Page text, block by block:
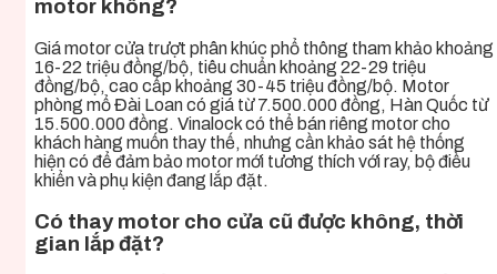
motor không?
Giá motor cửa trượt phân khúc phổ thông tham khảo khoảng
16-22 triệu đồng/bộ, tiêu chuẩn khoảng 22-29 triệu
đồng/bộ, cao cấp khoảng 30-45 triệu đồng/bộ. Motor
phòng mổ Đài Loan có giá từ 7.500.000 đồng, Hàn Quốc từ
15.500.000 đồng. Vinalock có thể bán riêng motor cho
khách hàng muốn thay thế, nhưng cần khảo sát hệ thống
hiện có để đảm bảo motor mới tương thích với ray, bộ điều
khiển và phụ kiện đang lắp đặt.
Có thay motor cho cửa cũ được không, thời
gian lắp đặt?